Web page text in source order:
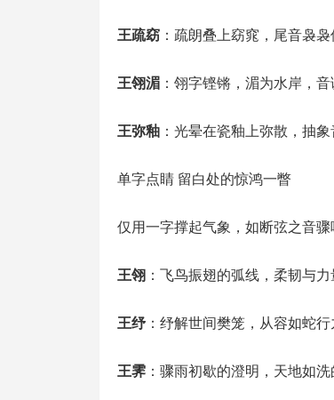
王疏窈 ：疏朗叠上窈窕，尾音袅
王翎湄 ：翎字铿锵，湄为水岸，
王弥釉 ：光晕在瓷釉上弥散，抽
单字点睛 留白处的惊鸿一瞥
仅用一字撑起气象，如断弦之音骤
王翎 ：飞鸟振翅的弧线，柔韧与
王纾 ：纾解世间樊笼，从容如蛇
王霁 ：骤雨初歇的澄明，天地如